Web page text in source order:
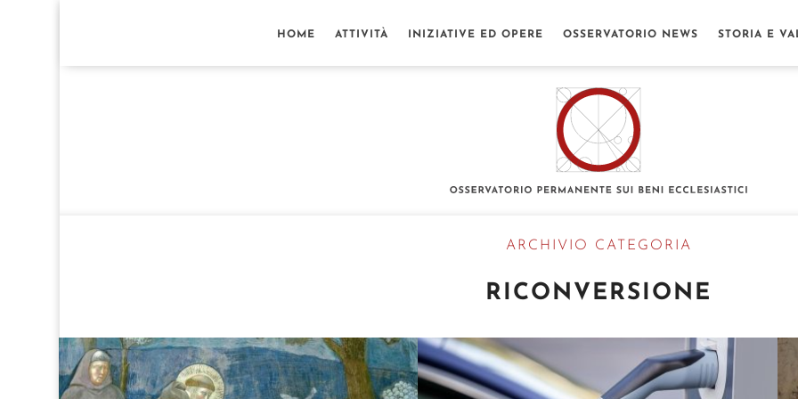
HOME ATTIVITÀ INIZIATIVE ED OPERE OSSERVATORIO NEWS STORIA E
ARCHIVIO CATEGORIA
RICONVERSIONE